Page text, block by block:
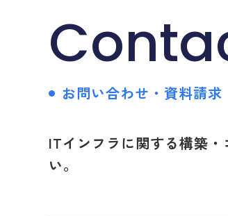
お問い合わせ・資料請求
ITインフラに関する構築
い。